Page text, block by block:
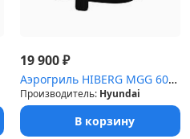
19 900₽
Аэрогриль HIBERG MGG 600 B
Производитель: Hyundai
В корзину